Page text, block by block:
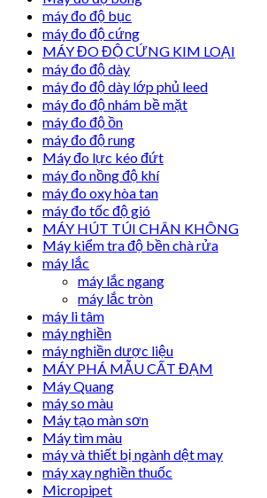
máy đo độ bục
máy đo độ cứng
MÁY ĐO ĐỘ CỨNG KIM LOẠI
máy đo độ dày
máy đo độ dày lớp phủ leed
máy đo độ nhám bề mặt
máy đo độ ồn
máy đo độ rung
Máy đo lực kéo đứt
máy đo nồng độ khí
máy đo oxy hòa tan
máy đo tốc độ gió
MÁY HÚT TÚI CHÂN KHÔNG
Máy kiểm tra độ bền chà rửa
máy lắc
máy lắc ngang
máy lắc tròn
máy li tâm
máy nghiền
máy nghiền dược liệu
MÁY PHÁ MẪU CẤT ĐẠM
Máy Quang
máy so màu
Máy tạo màn sơn
Máy tìm màu
máy và thiết bị ngành dệt may
máy xay nghiền thuốc
Micropipet